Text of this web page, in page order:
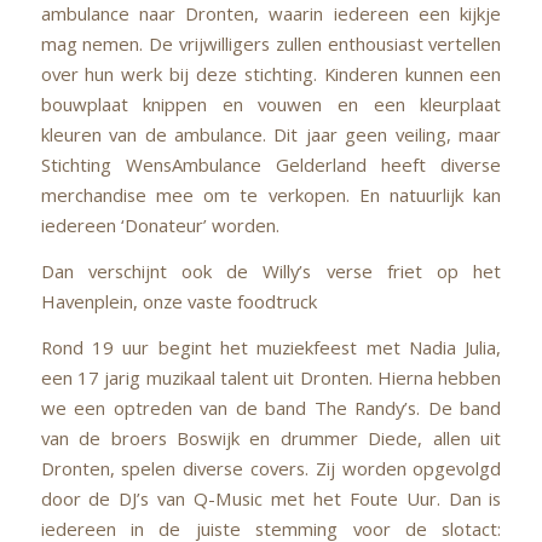
ambulance naar Dronten, waarin iedereen een kijkje
mag nemen. De vrijwilligers zullen enthousiast vertellen
over hun werk bij deze stichting. Kinderen kunnen een
bouwplaat knippen en vouwen en een kleurplaat
kleuren van de ambulance. Dit jaar geen veiling, maar
Stichting WensAmbulance Gelderland heeft diverse
merchandise mee om te verkopen. En natuurlijk kan
iedereen ‘Donateur’ worden.
Dan verschijnt ook de Willy’s verse friet op het
Havenplein, onze vaste foodtruck
Rond 19 uur begint het muziekfeest met Nadia Julia,
een 17 jarig muzikaal talent uit Dronten. Hierna hebben
we een optreden van de band The Randy’s. De band
van de broers Boswijk en drummer Diede, allen uit
Dronten, spelen diverse covers. Zij worden opgevolgd
door de DJ’s van Q-Music met het Foute Uur. Dan is
iedereen in de juiste stemming voor de slotact: